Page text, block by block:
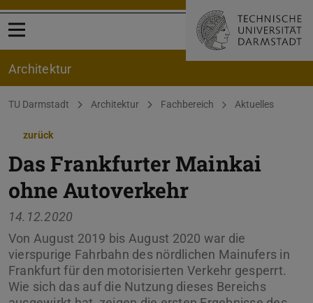
Menü öffnen
Architektur
Sie befinden sich hier:
TU Darmstadt Architektur Fachbereich Aktuelles
zurück
Das Frankfurter Mainkai
ohne Autoverkehr
14.12.2020
Von August 2019 bis August 2020 war die
vierspurige Fahrbahn des nördlichen Mainufers in
Frankfurt für den motorisierten Verkehr gesperrt.
Wie sich das auf die Nutzung dieses Bereichs